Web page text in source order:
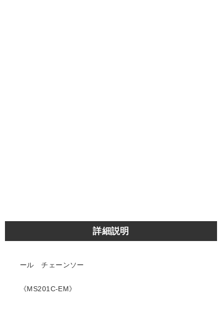
詳細説明
ール チェーンソー
《MS201C-EM》